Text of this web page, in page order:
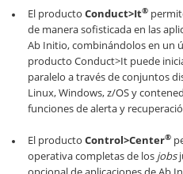
El producto Conduct>It®
de manera sofisticada en las
Ab Initio, combinándolos en un
producto Conduct>It puede
paralelo a través de conjuntos
Linux, Windows, z/OS y
funciones de alerta y
El producto Control>Center®
operativa completas de los jobs